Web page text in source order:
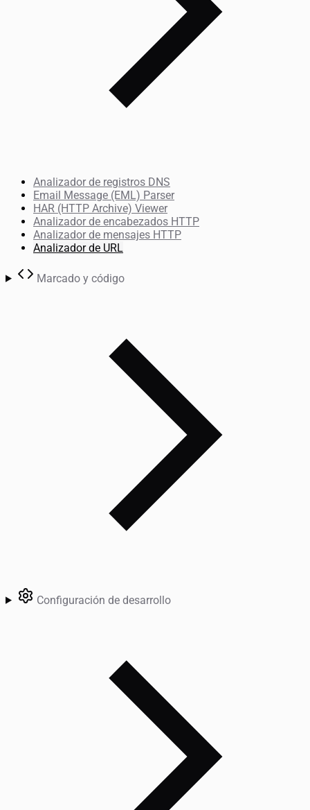
Analizador de registros DNS
Email Message (EML) Parser
HAR (HTTP Archive) Viewer
Analizador de encabezados HTTP
Analizador de mensajes HTTP
Analizador de URL
Marcado y código
Configuración de desarrollo